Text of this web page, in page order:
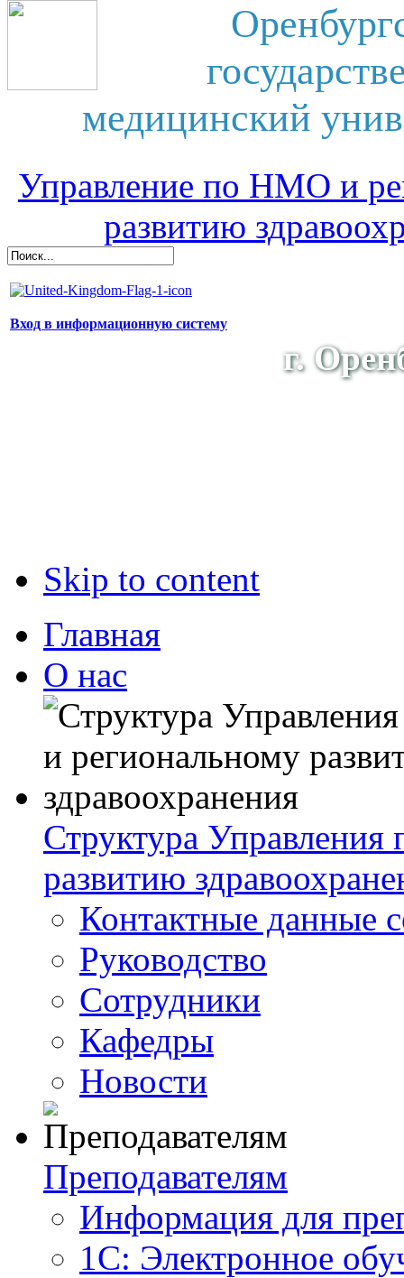
медицинский
Управление по НМО и
развитию
Вход в информационную систему
г.
Skip to content
Главная
О нас
Структура
развитию
Контактные данные
Руководство
Сотрудники
Кафедры
Новости
Преподавателям
Информация для
1С: Электронное